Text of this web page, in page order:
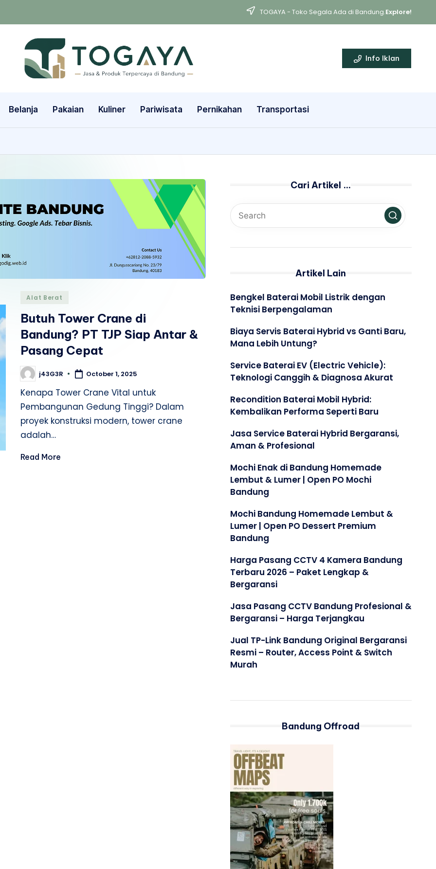
TOGAYA - Toko Segala Ada di Bandung.Explore!
Info Iklan
Belanja Pakaian Kuliner Pariwisata Pernikahan Transportasi
Posted
Alat Berat
Butuh Tower Crane di
Bandung? PT TJP Siap Antar &
Pasang Cepat
Posted
by
j43G3R October 1, 2025
Kenapa Tower Crane Vital untuk
Pembangunan Gedung Tinggi? Dalam
proyek konstruksi modern, tower crane
adalah…
Read More
Cari Artikel …
Artikel Lain
Bengkel Baterai Mobil Listrik dengan
Teknisi Berpengalaman
Biaya Servis Baterai Hybrid vs Ganti Baru,
Mana Lebih Untung?
Service Baterai EV (Electric Vehicle):
Teknologi Canggih & Diagnosa Akurat
Recondition Baterai Mobil Hybrid:
Kembalikan Performa Seperti Baru
Jasa Service Baterai Hybrid Bergaransi,
Aman & Profesional
Mochi Enak di Bandung Homemade
Lembut & Lumer | Open PO Mochi
Bandung
Mochi Bandung Homemade Lembut &
Lumer | Open PO Dessert Premium
Bandung
Harga Pasang CCTV 4 Kamera Bandung
Terbaru 2026 – Paket Lengkap &
Bergaransi
Jasa Pasang CCTV Bandung Profesional &
Bergaransi – Harga Terjangkau
Jual TP-Link Bandung Original Bergaransi
Resmi – Router, Access Point & Switch
Murah
Bandung Offroad